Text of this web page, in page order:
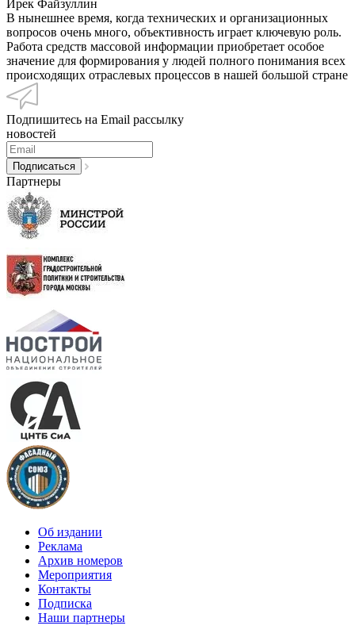
Ирек Файзуллин
В нынешнее время, когда технических и организационных
вопросов очень много, объективность играет ключевую роль.
Работа средств массовой информации приобретает особое
значение для формирования у людей полного понимания всех
происходящих отраслевых процессов в нашей большой стране
Подпишитесь на Email рассылку
новостей
Партнеры
Об издании
Реклама
Архив номеров
Мероприятия
Контакты
Подписка
Наши партнеры